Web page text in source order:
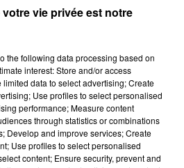
vie privée est notre
the following data processing based on
interest: Store and/or access
data to select advertising; Create
Use profiles to select personalised
performance; Measure content
through statistics or combinations
Develop and improve services; Create
Use profiles to select personalised
content; Ensure security, prevent and